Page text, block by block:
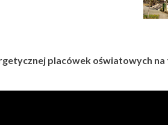
placówek oświatowych